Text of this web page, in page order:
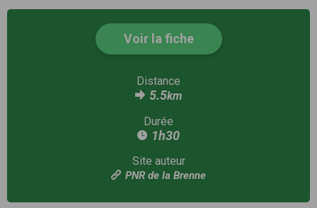
Voir la fiche
Distance
5.5km
Durée
1h30
Site auteur
PNR de la Brenne